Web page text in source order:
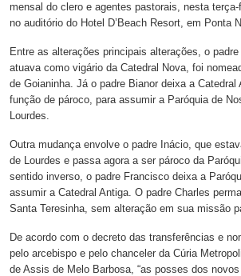
mensal do clero e agentes pastorais, nesta
no auditório do Hotel D’Beach Resort, em Ponta
Entre as alterações principais alterações, o
atuava como vigário da Catedral Nova, foi
de Goianinha. Já o padre Bianor deixa a Catedral
função de pároco, para assumir a Paróquia de
Lourdes.
Outra mudança envolve o padre Inácio, que
de Lourdes e passa agora a ser pároco da
sentido inverso, o padre Francisco deixa a
assumir a Catedral Antiga. O padre Charles
Santa Teresinha, sem alteração em sua missão
De acordo com o decreto das transferências e
pelo arcebispo e pelo chanceler da Cúria
de Assis de Melo Barbosa, “as posses dos